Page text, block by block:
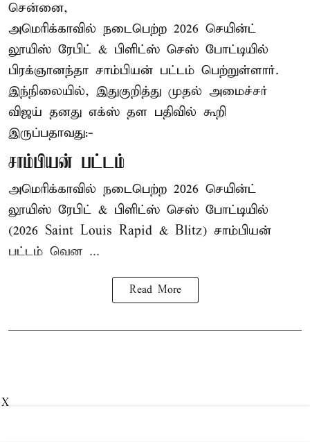
சென்னை,
அமெரிக்காவில் நடைபெற்ற 2026 செயின்ட்
லூயிஸ் ரேபிட் & பிளிட்ஸ் செஸ் போட்டியில்
பிரக்ஞானந்தா சாம்பியன் பட்டம் பெற்றுள்ளார்.
இந்நிலையில், இதுகுறித்து முதல் அமைச்சர்
விஜய் தனது எக்ஸ் தள பதிவில் கூறி
இருப்பதாவது:-
சாம்பியன் பட்டம்
அமெரிக்காவில் நடைபெற்ற 2026 செயின்ட்
லூயிஸ் ரேபிட் & பிளிட்ஸ் செஸ் போட்டியில்
(2026 Saint Louis Rapid & Blitz) சாம்பியன்
பட்டம் வென ...
Read More
X